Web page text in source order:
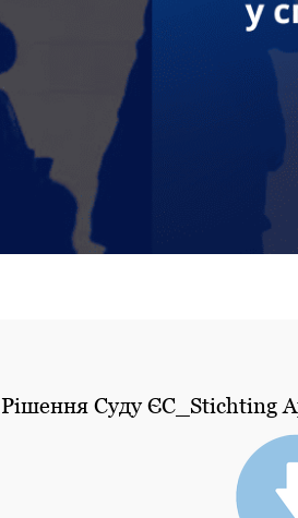
Рішення Суду ЄС_Stichting